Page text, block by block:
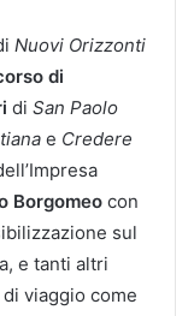
Nuovi Orizzonti
di
di San Paolo
e Credere
Borgomeo con
sul
a, e tanti altri
viaggio come